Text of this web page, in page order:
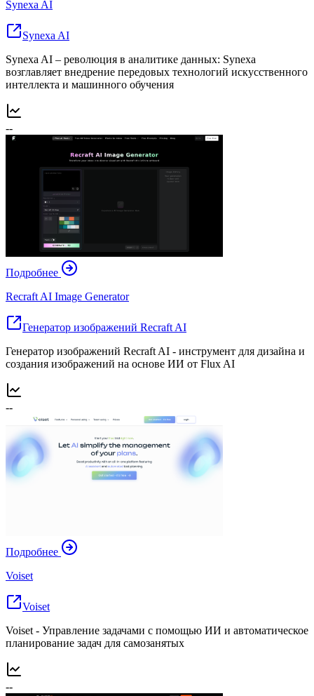
Synexa AI
Synexa AI
Synexa AI – революция в аналитике данных: Synexa
возглавляет внедрение передовых технологий искусственного
интеллекта и машинного обучения
--
Подробнее
Recraft AI Image Generator
Генератор изображений Recraft AI
Генератор изображений Recraft AI - инструмент для дизайна и
создания изображений на основе ИИ от Flux AI
--
Подробнее
Voiset
Voiset
Voiset - Управление задачами с помощью ИИ и автоматическое
планирование задач для самозанятых
--